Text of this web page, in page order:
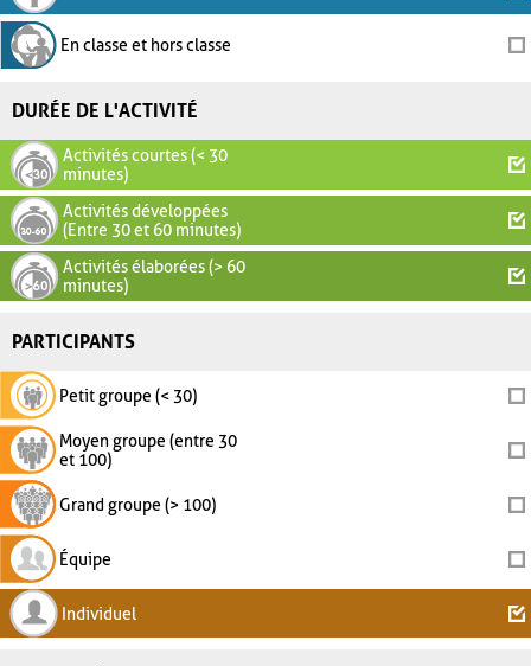
En classe et hors classe
DURÉE DE L'ACTIVITÉ
Activités courtes (< 30
minutes)
Activités développées
(Entre 30 et 60 minutes)
Activités élaborées (> 60
minutes)
PARTICIPANTS
Petit groupe (< 30)
Moyen groupe (entre 30
et 100)
Grand groupe (> 100)
Équipe
Individuel